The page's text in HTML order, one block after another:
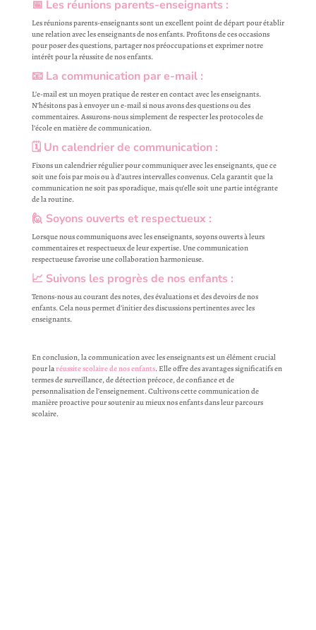
📅 Les réunions parents-enseignants :
Les réunions parents-enseignants sont un excellent point de départ pour établir
une relation avec les enseignants de nos enfants. Profitons de ces occasions
pour poser des questions, partager nos préoccupations et exprimer notre
intérêt pour la réussite de nos enfants.
📧 La communication par e-mail:
L’e-mail est un moyen pratique de rester en contact avec les enseignants.
N’hésitons pas à envoyer un e-mail si nous avons des questions ou des
commentaires. Assurons-nous simplement de respecter les protocoles de
l’école en matière de communication.
🗓️ Un calendrier de communication:
Fixons un calendrier régulier pour communiquer avec les enseignants, que ce
soit une fois par mois ou à d’autres intervalles convenus. Cela garantit que la
communication ne soit pas sporadique, mais qu’elle soit une partie intégrante
de la routine.
🙋 Soyons ouverts et respectueux:
Lorsque nous communiquons avec les enseignants, soyons ouverts à leurs
commentaires et respectueux de leur expertise. Une communication
respectueuse favorise une collaboration harmonieuse.
📈 Suivons les progrès de nos enfants :
Tenons-nous au courant des notes, des évaluations et des devoirs de nos
enfants. Cela nous permet d’initier des discussions pertinentes avec les
enseignants.
En conclusion, la communication avec les enseignants est un élément crucial
pour laréussite scolaire de nos enfants. Elle offre des avantages significatifs en
termes de surveillance, de détection précoce, de confiance et de
personnalisation de l’enseignement. Cultivons cette communication de
manière proactive pour soutenir au mieux nos enfants dans leur parcours
scolaire.